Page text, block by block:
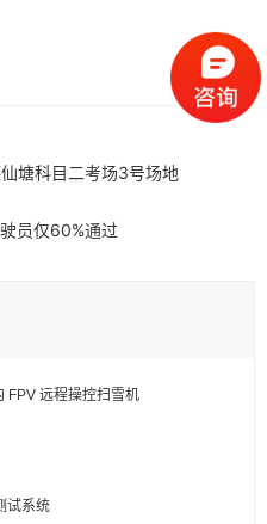
塘科目二考场3号场地
员仅60%通过
FPV 远程操控扫雪机
试系统